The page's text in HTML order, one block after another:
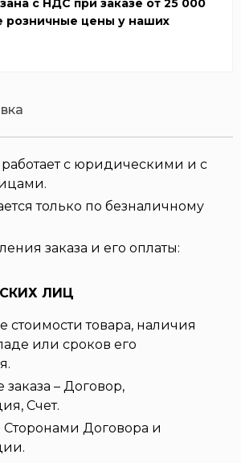
с НДС при заказе от 25 000
розничные цены у наших
с юридическими и с
только по безналичному
заказа и его оплаты:
ЛИЦ
стоимости товара, наличия
или сроков его
– Договор,
Счет.
Договора и